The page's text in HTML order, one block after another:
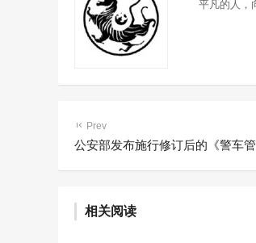
平凡的人，
Prev
公安部发布施行修订后的《警车
相关阅读
线